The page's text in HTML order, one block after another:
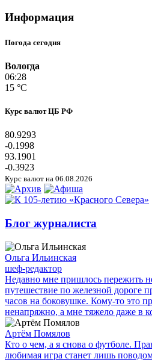
Информация
Погода сегодня
Вологда
06:28
15 °C
Курс валют ЦБ РФ
80.9293
-0.1998
93.1901
-0.3923
Курс валют на 06.08.2026
Блог журналиста
Ольга Ильинская
шеф-редактор
Недавно мне пришлось пережить
путешествие по железной дороге
часов на боковушке. Кому-то это
ненапряжно, а мне тяжело даже в
Артём Помялов
Кто о чем, а я снова о футболе.
любимая игра станет лишь